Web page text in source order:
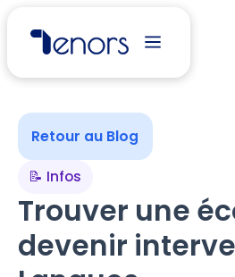
Retour au Blog
📝 Infos
Trouver une
devenir